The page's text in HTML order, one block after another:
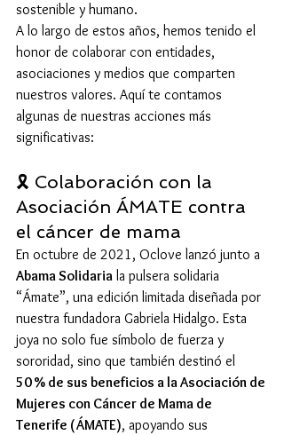
sostenible y humano.
A lo largo de estos años, hemos tenido el
honor de colaborar con entidades,
asociaciones y medios que comparten
nuestros valores. Aquí te contamos
algunas de nuestras acciones más
significativas:
🎗️ Colaboración con la
Asociación ÁMATE contra
el cáncer de mama
En octubre de 2021, Oclove lanzó junto a
Abama Solidaria la pulsera solidaria
“Ámate”, una edición limitada diseñada por
nuestra fundadora Gabriela Hidalgo. Esta
joya no solo fue símbolo de fuerza y
sororidad, sino que también destinó el
50 % de sus beneficios a la Asociación de
Mujeres con Cáncer de Mama de
Tenerife (ÁMATE), apoyando sus